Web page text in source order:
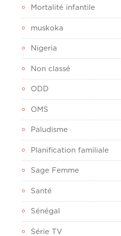
Mortalité infantile
muskoka
Nigeria
Non classé
ODD
OMS
Paludisme
Planification familiale
Sage Femme
Santé
Sénégal
Série TV